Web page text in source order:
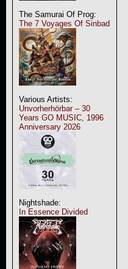
The Samurai Of Prog:
The 7 Voyages Of Sinbad
Various Artists:
Unvorherhörbar – 30
Years GO MUSIC, 1996
Anniversary 2026
Nightshade:
In Essence Divided